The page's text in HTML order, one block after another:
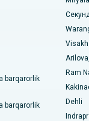
eng
eng yaxshi
Road,
Kanal aylanma
Mumbaydagi eng
tizzani
barqarorlik
barqarorlik
Ram
Dehli